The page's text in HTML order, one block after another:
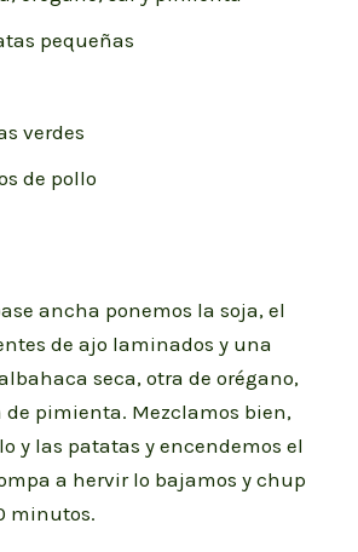
pequeñas
verdes
de pollo
ancha ponemos la soja, el
de ajo laminados y una
seca, otra de orégano,
de pimienta. Mezclamos bien,
y las patatas y encendemos el
a hervir lo bajamos y chup
minutos.